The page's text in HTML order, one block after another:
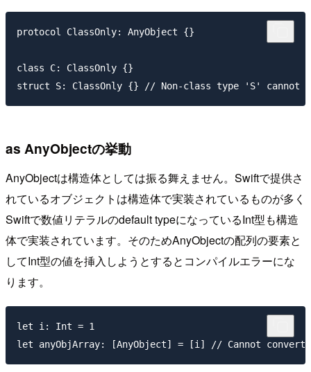
protocol ClassOnly: AnyObject {}
class C: ClassOnly {}
as AnyObjectの挙動
AnyObjectは構造体としては振る舞えません。Swiftで提供さ
れているオブジェクトは構造体で実装されているものが多く
Swiftで数値リテラルのdefault typeになっているInt型も構造
体で実装されています。そのためAnyObjectの配列の要素と
してInt型の値を挿入しようとするとコンパイルエラーにな
ります。
let i: Int = 1